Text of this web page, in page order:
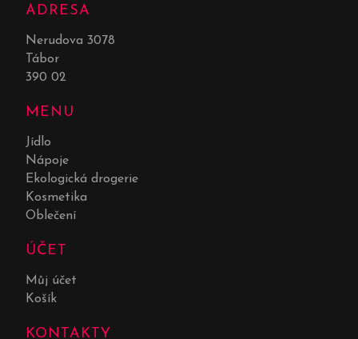
ADRESA
Nerudova 3078
Tábor
390 02
MENU
Jídlo
Nápoje
Ekologická drogerie
Kosmetika
Oblečení
ÚČET
Můj účet
Košík
KONTAKTY